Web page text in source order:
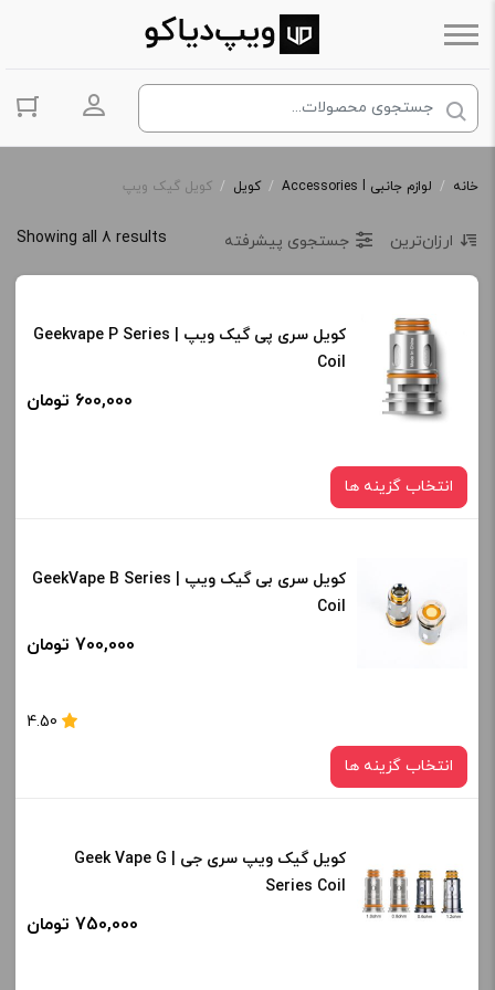
ورود به
خانه / لوازم جانبی Accessories l / کویل / کویل گیک ویپ
Showing all 8 results ارزان‌ترین جستجوی پیشرفته
کویل سری پی گیک ویپ | Geekvape P Series
Coil
600,000 تومان
انتخاب گزینه ها
نوع کویل :
+
کپی
کویل سری بی گیک ویپ | GeekVape B Series
Coil
700,000 تومان
4.50
انتخاب گزینه ها
نوع کویل :
0.3 اهم
کویل گیک ویپ سری جی | Geek Vape G
Series Coil
750,000 تومان